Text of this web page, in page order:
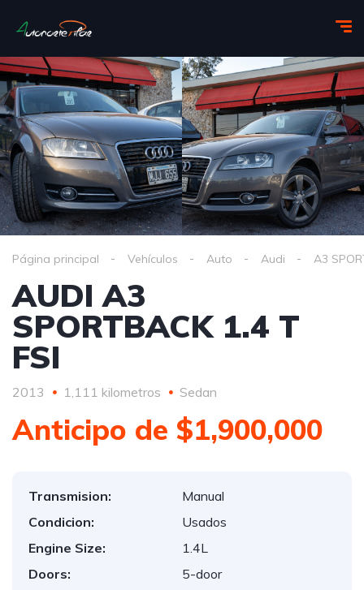
Página principal Vehículos Auto Audi A3
AUDI A3
SPORTBACK 1.4 T
FSI
2013 1,111 kilometros Sedan
Anticipo de $1,900,000
Transmision:
Manual
Condicion:
Usados
Engine Size:
1.4L
Doors:
5-door